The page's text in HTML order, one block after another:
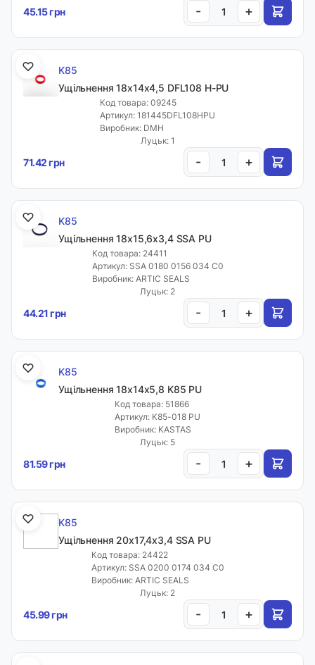
45.15 грн - +
K85
Ущільнення 18х14х4,5 DFL108 H-PU
Код товара: 09245
Артикул: 181445DFL108HPU
Виробник: DMH
Луцьк: 1
71.42 грн - +
K85
Ущільнення 18х15,6х3,4 SSA PU
Код товара: 24411
Артикул: SSA 0180 0156 034 C0
Виробник: ARTIC SEALS
Луцьк: 2
44.21 грн - +
K85
Ущільнення 18х14х5,8 K85 PU
Код товара: 51866
Артикул: K85-018 PU
Виробник: KASTAS
Луцьк: 5
81.59 грн - +
K85
Ущільнення 20х17,4х3,4 SSA PU
Код товара: 24422
Артикул: SSA 0200 0174 034 C0
Виробник: ARTIC SEALS
Луцьк: 2
45.99 грн - +